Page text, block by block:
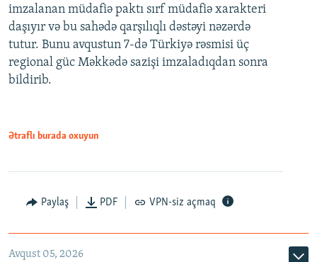
imzalanan müdafiə paktı sırf müdafiə xarakteri
daşıyır və bu sahədə qarşılıqlı dəstəyi nəzərdə
tutur. Bunu avqustun 7-də Türkiyə rəsmisi üç
regional güc Məkkədə sazişi imzaladıqdan sonra
bildirib.
Ətraflı burada oxuyun
Paylaş PDF VPN-siz açmaq
Avqust 05, 2026